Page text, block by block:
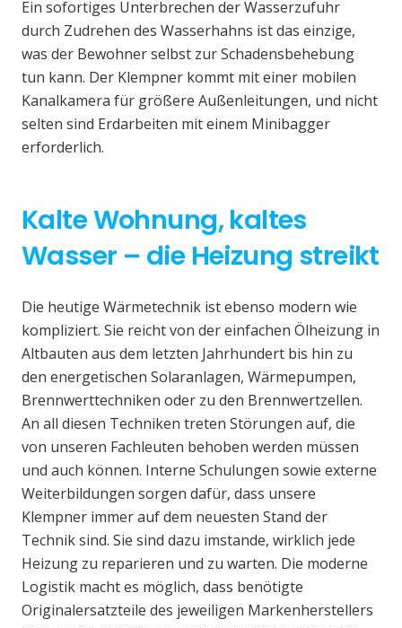
Ein sofortiges Unterbrechen der Wasserzufuhr
durch Zudrehen des Wasserhahns ist das einzige,
was der Bewohner selbst zur Schadensbehebung
tun kann. Der Klempner kommt mit einer mobilen
Kanalkamera für größere Außenleitungen, und nicht
selten sind Erdarbeiten mit einem Minibagger
erforderlich.
Kalte Wohnung, kaltes
Wasser – die Heizung streikt
Die heutige Wärmetechnik ist ebenso modern wie
kompliziert. Sie reicht von der einfachen Ölheizung in
Altbauten aus dem letzten Jahrhundert bis hin zu
den energetischen Solaranlagen, Wärmepumpen,
Brennwerttechniken oder zu den Brennwertzellen.
An all diesen Techniken treten Störungen auf, die
von unseren Fachleuten behoben werden müssen
und auch können. Interne Schulungen sowie externe
Weiterbildungen sorgen dafür, dass unsere
Klempner immer auf dem neuesten Stand der
Technik sind. Sie sind dazu imstande, wirklich jede
Heizung zu reparieren und zu warten. Die moderne
Logistik macht es möglich, dass benötigte
Originalersatzteile des jeweiligen Markenherstellers